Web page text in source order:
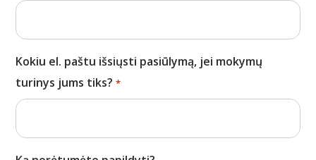
Kokiu el. paštu išsiųsti pasiūlymą, jei mokymų
turinys jums tiks? *